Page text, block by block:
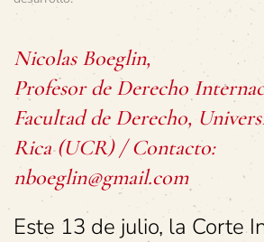
Nicolas Boeglin,
Profesor de Derecho
Facultad de Derecho,
Rica (UCR) / Contacto:
nboeglin@gmail.com
Este 13 de julio, la Corte